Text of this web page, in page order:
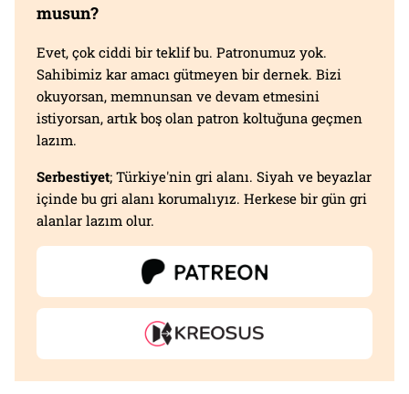
musun?
Evet, çok ciddi bir teklif bu. Patronumuz yok.
Sahibimiz kar amacı gütmeyen bir dernek. Bizi
okuyorsan, memnunsan ve devam etmesini
istiyorsan, artık boş olan patron koltuğuna geçmen
lazım.
Serbestiyet; Türkiye'nin gri alanı. Siyah ve beyazlar
içinde bu gri alanı korumalıyız. Herkese bir gün gri
alanlar lazım olur.